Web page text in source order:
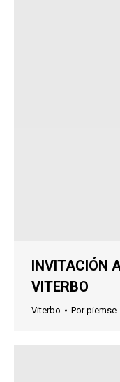
INVITACIÓN
VITERBO
Viterbo Porpiemse